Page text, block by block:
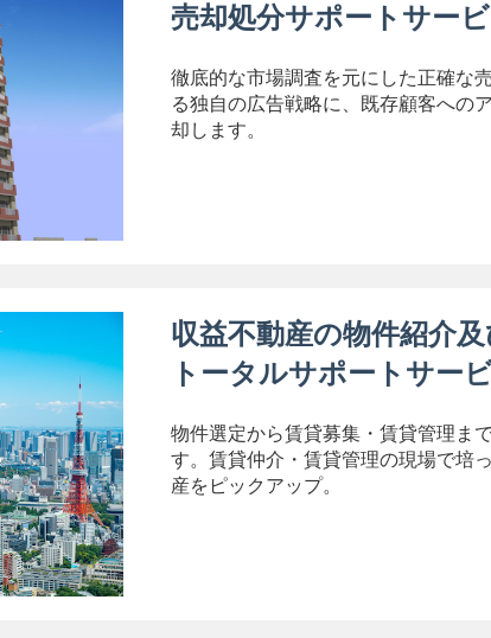
売却処分サポートサー
徹底的な市場調査を元にした正確な
る独自の広告戦略に、既存顧客への
却します。
収益不動産の物件紹介
トータルサポートサー
物件選定から賃貸募集・賃貸管理ま
す。賃貸仲介・賃貸管理の現場で培
産をピックアップ。